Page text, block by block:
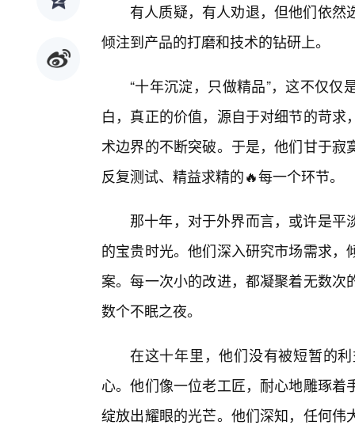
有人质疑，有人劝退，但他们依
倾注到产品的打磨和技术的钻研上。
“十年沉淀，只做精品”，这不仅
白，真正的价值，源自于对细节的苛
术边界的不断突破。于是，他们甘于
反复测试、精益求精的🔥每一个环节。
那十年，对于外界而言，或许是
的宝贵时光。他们深入研究市场需求
案。每一次小的改进，都凝聚着无数
数个不眠之夜。
在这十年里，他们没有被短暂的
心。他们像一位老工匠，耐心地雕琢
绽放出耀眼的光芒。他们深知，任何